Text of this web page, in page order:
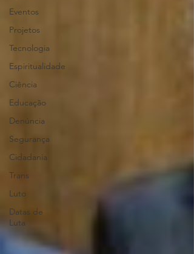
Eventos
Projetos
Tecnologia
Espiritualidade
Ciência
Educação
Denúncia
Segurança
Cidadania
Trans
Luto
Datas de
Luta